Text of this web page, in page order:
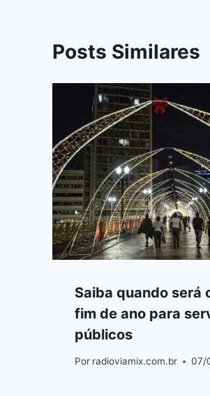
Posts Similares
Saiba quando será
fim de ano para
públicos
Por radioviamix.com.br 07/